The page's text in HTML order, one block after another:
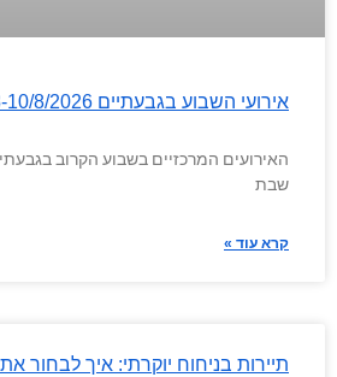
אירועי השבוע בגבעתיים 3/8-10/8/2026
האירועים המרכזיים בשבוע הקרוב
שבת
קרא עוד »
תיירות בניחוח יוקרתי: איך לבחור